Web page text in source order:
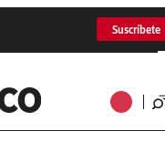
Suscríbete